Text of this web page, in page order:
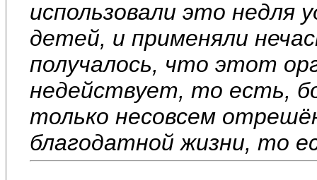
использовали это недля
детей, и применяли
получалось, что этот
недействует, то есть,
только несовсем
благодатной жизни, то